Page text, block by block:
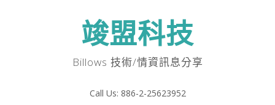
竣盟科技
Billows 技術/情資訊息分享
Call Us: 886-2-25623952